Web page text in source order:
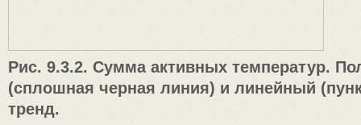
Рис. 9.3.2. Сумма активных температур.
(сплошная черная линия) и линейный
тренд.